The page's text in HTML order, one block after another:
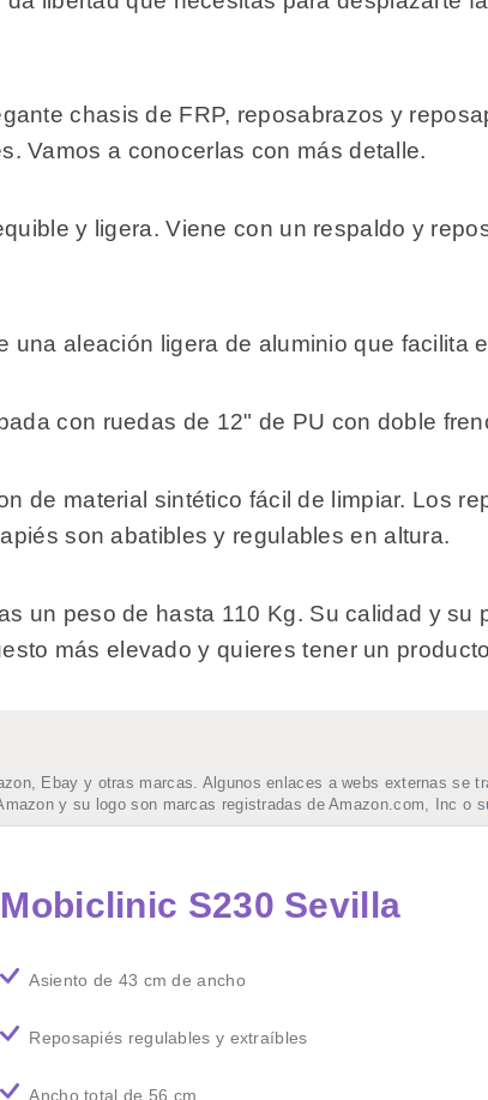
chasis de FRP, reposabrazos y
Vamos a conocerlas con más detalle.
y ligera. Viene con un respaldo y
aleación ligera de aluminio que facilita
con ruedas de 12" de PU con doble
de material sintético fácil de limpiar. Los
son abatibles y regulables en altura.
un peso de hasta 110 Kg. Su calidad y su
más elevado y quieres tener un
Ebay y otras marcas. Algunos enlaces a webs externas se
y su logo son marcas registradas de Amazon.com, Inc o
Mobiclinic S230 Sevilla
Asiento de 43 cm de ancho
Reposapiés regulables y extraíbles
Ancho total de 56 cm